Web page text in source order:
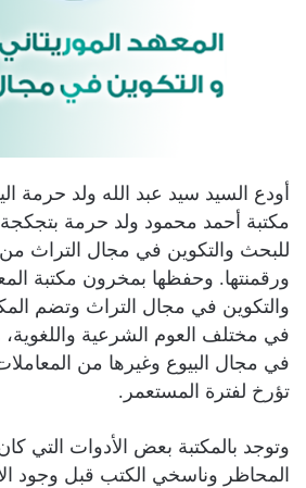
أودع السيد سيد عبد الله ولد حرمة
مكتبة أحمد محمود ولد حرمة بتجكجة
للبحث والتكوين في مجال التراث من
ورقمنتها. وحفظها بمخرون مكتبة
في مختلف العوم الشرعية واللغوية،
في مجال البيوع وغيرها من
تؤرخ لفترة المستعمر.
وتوجد بالمكتبة بعض الأدوات التي
المحاظر وناسخي الكتب قبل وجود